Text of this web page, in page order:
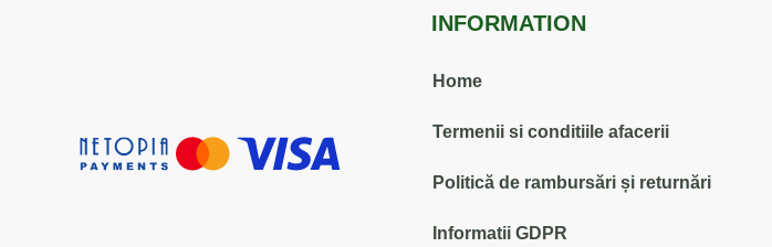
INFORMATION
Home
Termenii si conditiile afacerii
Politică de rambursări și returnări
Informatii GDPR